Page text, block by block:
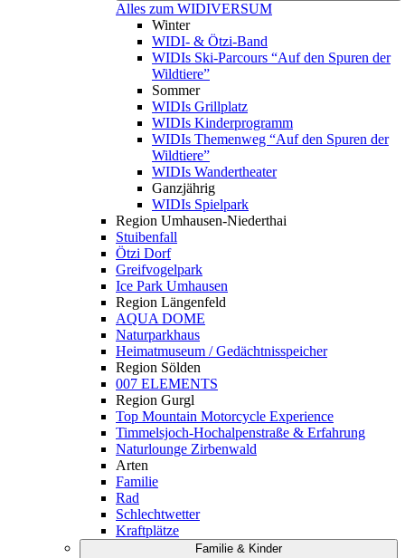
Alles zum WIDIVERSUM
Winter
WIDI- & Ötzi-Band
WIDIs Ski-Parcours “Auf den Spuren der
Wildtiere”
Sommer
WIDIs Grillplatz
WIDIs Kinderprogramm
WIDIs Themenweg “Auf den Spuren der
Wildtiere”
WIDIs Wandertheater
Ganzjährig
WIDIs Spielpark
Region Umhausen-Niederthai
Stuibenfall
Ötzi Dorf
Greifvogelpark
Ice Park Umhausen
Region Längenfeld
AQUA DOME
Naturparkhaus
Heimatmuseum / Gedächtnisspeicher
Region Sölden
007 ELEMENTS
Region Gurgl
Top Mountain Motorcycle Experience
Timmelsjoch-Hochalpenstraße & Erfahrung
Naturlounge Zirbenwald
Arten
Familie
Rad
Schlechtwetter
Kraftplätze
Familie & Kinder